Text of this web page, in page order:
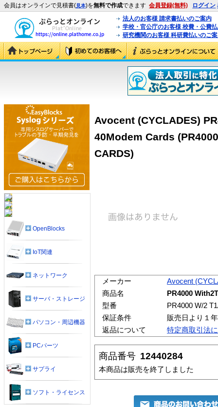
会員はオンラインで見積書(見本)を無料で作成できます 会員登録(無料) ログイン
法人のお客様 請求書払いのご案内
学校・官公庁のお客様 校費・公費
研究機関のお客様 科研費払いのご
Avocent (CYCLADES)
40Modem Cards
CARDS)
メーカー
Avocent
商品名
PR4000
型番
PR4000 W/2
保証条件
販売日より１
返品について
特定商取引法
商品番号 12440284
本商品は販売を終了しました
OpenBlocks
IoT関連
ネットワーク
サーバ・ストレージ
パソコン・周辺機器
PCパーツ
サプライ
ソフト・ライセンス